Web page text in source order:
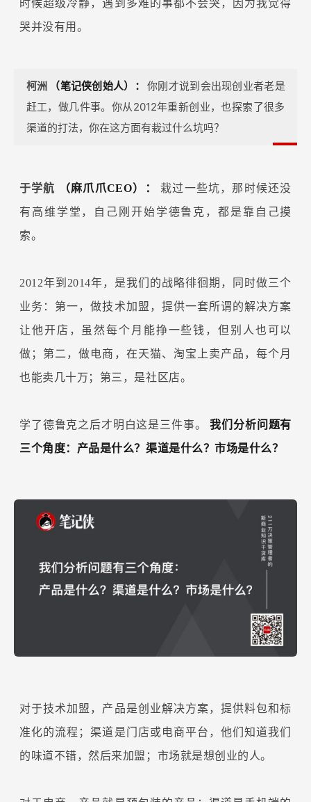
时候超级冷静，遇到多难的事都不会哭，因为我觉得
哭并没有用。
柯洲 （笔记侠创始人）：你刚才说到会出现创业者老是
赶工，做几件事。你从2012年重新创业，也探索了很多
渠道的打法，你在这方面有栽过什么坑吗？
于学航 （麻爪爪CEO）：栽过一些坑，那时候还没
有高维学堂，自己刚开始学德鲁克，都是靠自己摸
索。
2012年到2014年，是我们的战略徘徊期，同时做三个
业务：第一，做技术加盟，提供一套所谓的解决方案
让他开店，虽然每个月能挣一些钱，但别人也可以
做；第二，做电商，在天猫、淘宝上卖产品，每个月
也能卖几十万；第三，是社区店。
学了德鲁克之后才明白这是三件事。我们分析问题有
三个角度：产品是什么？渠道是什么？市场是什么？
对于技术加盟，产品是创业解决方案，提供料包和标
准化的流程；渠道是门店或电商平台，他们知道我们
的味道不错，然后来加盟；市场就是想创业的人。